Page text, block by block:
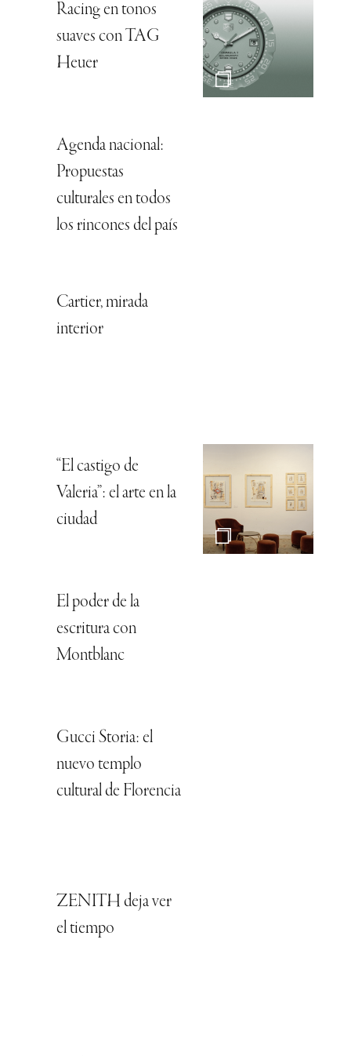
Racing en tonos
suaves con TAG
Heuer
Agenda nacional:
Propuestas
culturales en todos
los rincones del país
Cartier, mirada
interior
“El castigo de
Valeria”: el arte en la
ciudad
El poder de la
escritura con
Montblanc
Gucci Storia: el
nuevo templo
cultural de Florencia
ZENITH deja ver
el tiempo